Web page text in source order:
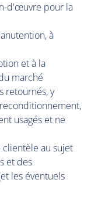
d'œuvre pour la
à
et à la
marché
retournés, y
usagés et ne
clientèle au sujet
et des
les éventuels